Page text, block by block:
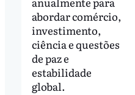
abordar comércio,
investimento,
ciência e questões
de paz e
estabilidade
global.